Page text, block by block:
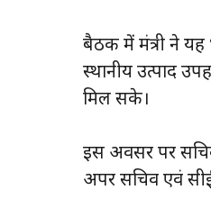
बैठक में मंत्री ने यह
स्थानीय उत्पाद
मिल सके।
इस अवसर पर सचिव
अपर सचिव एवं